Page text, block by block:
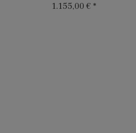
1.155,00 € *